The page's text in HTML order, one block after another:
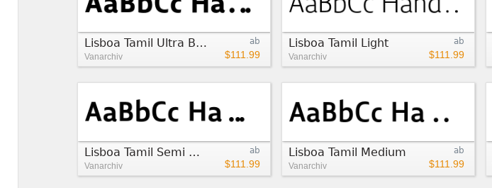
ab
$111.99
Lisboa Tamil Ultra Bold
Vanarchiv
ab
$111.99
Lisboa Tamil Light
Vanarchiv
ab
$111.99
Lisboa Tamil Semi Bold
Vanarchiv
ab
$111.99
Lisboa Tamil Medium
Vanarchiv